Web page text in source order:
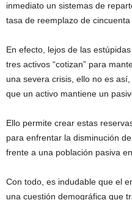
inmediato un sistemas de
tasa de reemplazo de
En efecto, lejos de las
tres activos “cotizan” para
una severa crisis, ello no es
que un activo mantiene un
Ello permite crear estas
para enfrentar la disminución
frente a una población pasiva
Con todo, es indudable que el
una cuestión demográfica que